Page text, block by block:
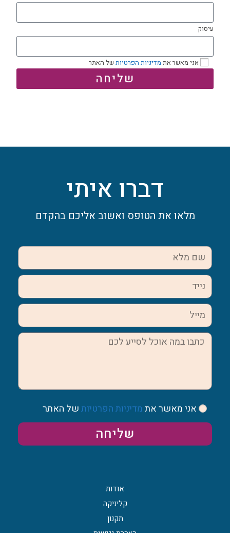
עיסוק
אני מאשר את מדיניות הפרטיות של האתר
שליחה
דברו איתי
מלאו את הטופס ואשוב אליכם בהקדם
אני מאשר אתמדיניות הפרטיותשל האתר
שליחה
אודות
קליניקה
תקנון